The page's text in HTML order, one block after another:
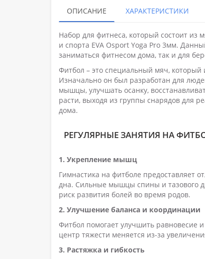
ОПИСАНИЕ ХАРАКТЕРИСТИКИ
Набор для фитнеса, который состоит из
и спорта EVA Osport Yoga Pro 3мм.
заниматься фитнесом дома, так и для
Фитбол – это специальный мяч,
Изначально он был разработан для
мышцы, улучшать осанку,
расти, выходя из группы снарядов для
дома.
РЕГУЛЯРНЫЕ ЗАНЯТИЯ НА
1. Укрепление мышц
Гимнастика на фитболе предоставляет
дна. Сильные мышцы спины и тазового
риск развития болей во время родов.
2. Улучшение баланса и координации
Фитбол помогает улучшить равновесие
центр тяжести меняется из-за
3. Растяжка и гибкость